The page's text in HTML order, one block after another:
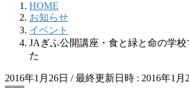
HOME
お知らせ
イベント
JAぎふ公開講座・食と緑と命の学
た
2016年1月26日 / 最終更新日時 : 2016年1月